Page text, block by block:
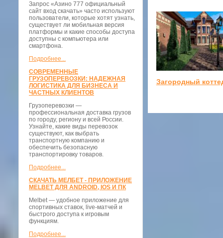
Запрос «Азино 777 официальный
сайт вход скачать» часто используют
пользователи, которые хотят узнать,
существует ли мобильная версия
платформы и какие способы доступа
доступны с компьютера или
смартфона.
Подробнее...
СОВРЕМЕННЫЕ
ГРУЗОПЕРЕВОЗКИ: НАДЕЖНАЯ
ЛОГИСТИКА ДЛЯ БИЗНЕСА И
ЧАСТНЫХ КЛИЕНТОВ
Грузоперевозки —
профессиональная доставка грузов
по городу, региону и всей России.
Узнайте, какие виды перевозок
существуют, как выбрать
транспортную компанию и
обеспечить безопасную
транспортировку товаров.
Подробнее...
СКАЧАТЬ МЕЛБЕТ - ПРИЛОЖЕНИЕ
MELBET ДЛЯ ANDROID, IOS И ПК
Melbet — удобное приложение для
спортивных ставок, live-матчей и
быстрого доступа к игровым
функциям.
Подробнее...
Загородный